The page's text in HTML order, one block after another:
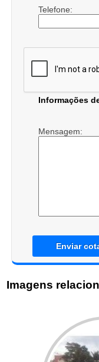
Telefone:
Informações
Mensagem:
Enviar
Imagens